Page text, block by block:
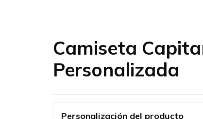
Camiseta
Personalizada
Personalización del producto